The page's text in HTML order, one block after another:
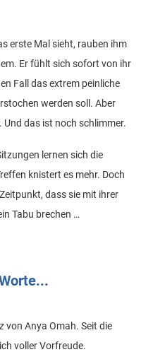
erste Mal sieht, rauben ihm
Er fühlt sich sofort von ihr
Fall das extrem peinliche
werden soll. Aber
das ist noch schlimmer.
lernen sich die
knistert es mehr. Doch
dass sie mit ihrer
Tabu brechen …
von Anya Omah. Seit die
voller Vorfreude.